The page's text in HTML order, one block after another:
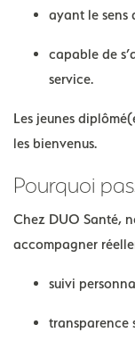
ayant le sens
capable de
service.
Les jeunes
les bienvenus.
Pourquoi
Chez DUO Santé,
accompagner
suivi
transparence